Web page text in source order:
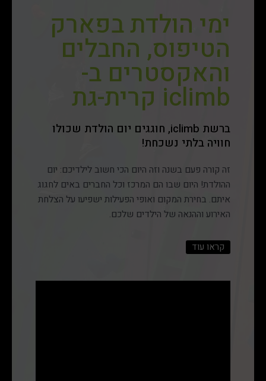
ימי הולדת בפארק
הטיפוס, החבלים
והאקסטרים ב-
iclimb קרית-גת
ברשת iclimb, חוגגים יום הולדת שכולו
חוויה בלתי נשכחת!
זה קורה פעם בשנה וזה היום הכי חשוב לילדיכם: יום
ההולדת! היום שבו הם המרכז וכל החברים באים לחגוג
איתם. בחירת המקום ואופי הפעילות ישפיעו על הצלחת
האירוע וההנאה של הילדים שלכם.
במיוחד בשביל זה בנינו בשבילכם פעילות יום הולדת
קראו עוד